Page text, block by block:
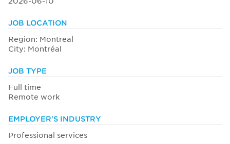
JOB LOCATION
Region: Montreal
City: Montréal
JOB TYPE
Full time
Remote work
EMPLOYER'S INDUSTRY
Professional services